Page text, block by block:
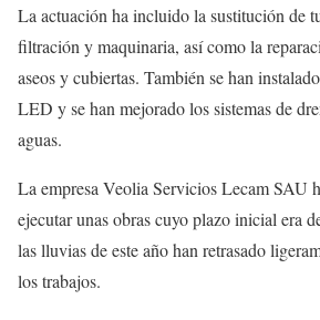
La actuación ha incluido la sustitución de
filtración y maquinaria, así como la
aseos y cubiertas. También se han
LED y se han mejorado los sistemas de
aguas.
La empresa Veolia Servicios Lecam SAU
ejecutar unas obras cuyo plazo inicial era
las lluvias de este año han retrasado
los trabajos.